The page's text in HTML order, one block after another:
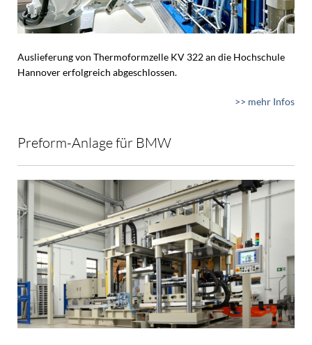
Auslieferung von Thermoformzelle KV 322 an die Hochschule
Hannover erfolgreich abgeschlossen.
>> mehr Infos
Preform-Anlage für BMW